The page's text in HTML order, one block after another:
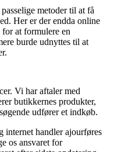
metoder til at få
Her er der endda online
at formulere en
burde udnyttes til at
Vi har aftaler med
butikkernes produkter,
udfører et indkøb.
internet handler ajourføres
os ansvaret for